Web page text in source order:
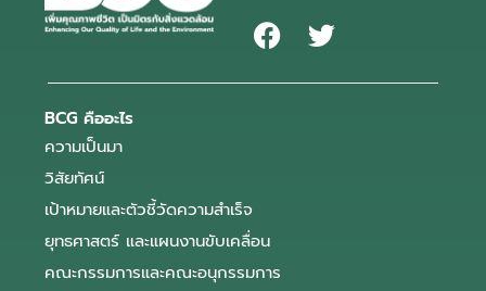
BCG คืออะไร
ความเป็นมา
วิสัยทัศน์
เป้าหมายและตัวชี้วัดความสำเร็จ
ยุทธศาสตร์ และแผนงานขับเคลื่อน
คณะกรรมการและคณะอนุกรรมการ